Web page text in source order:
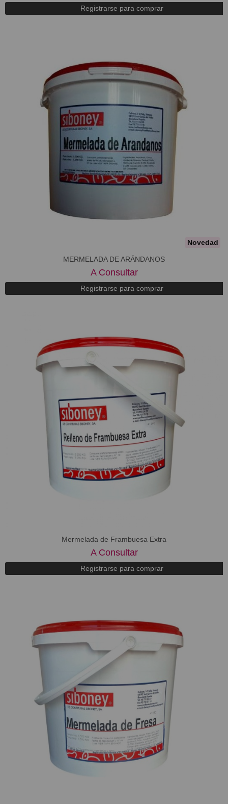
Registrarse para comprar
Novedad
MERMELADA DE ARÁNDANOS
A Consultar
Registrarse para comprar
Mermelada de Frambuesa Extra
A Consultar
Registrarse para comprar